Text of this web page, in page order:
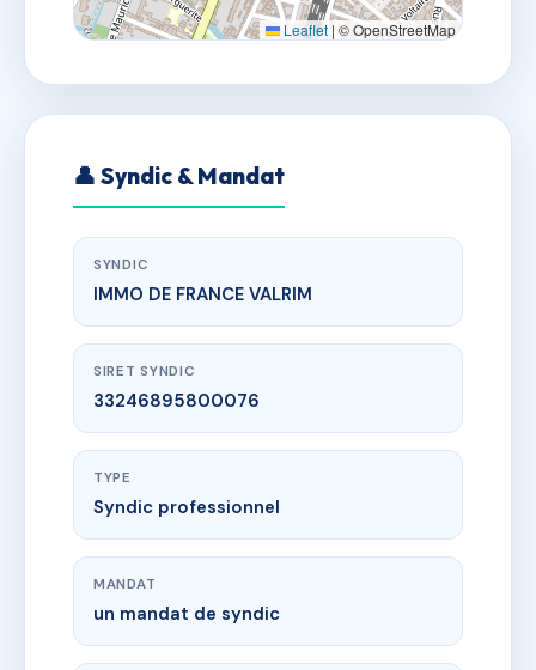
Leaflet | © OpenStreetMap
👤 Syndic & Mandat
SYNDIC
IMMO DE FRANCE VALRIM
SIRET SYNDIC
33246895800076
TYPE
Syndic professionnel
MANDAT
un mandat de syndic